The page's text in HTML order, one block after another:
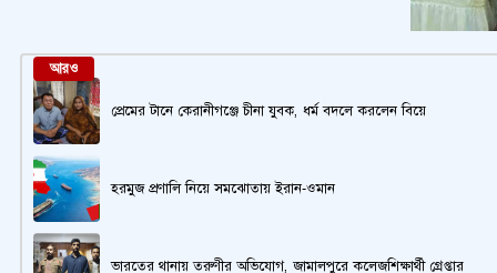
আরও
প্রেমের টানে কেরানীগঞ্জে চীনা যুবক, ধর্ম বদলে করলেন বিয়ে
হরমুজ প্রণালি নিয়ে সমঝোতায় ইরান-ওমান
ভারতের থানায় তরুণীর অভিযোগ, জামালপুরে কলেজশিক্ষার্থী গ্রেপ্তার